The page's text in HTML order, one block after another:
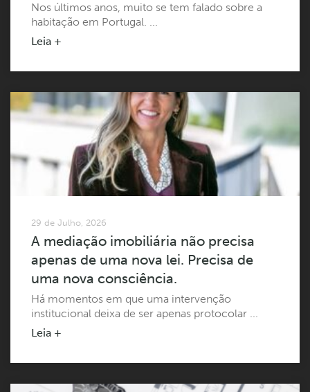
Nos últimos anos, muito se tem falado sobre a
habitação em Portugal. ...
Leia +
29 de Julho, 2026
A mediação imobiliária não precisa
apenas de uma nova lei. Precisa de
uma nova consciência.
Há momentos em que uma intervenção
institucional deixa de ser apenas protocolar ...
Leia +